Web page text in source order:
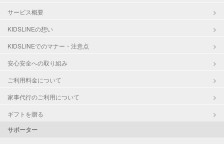
サービス概要
KIDSLINEの想い
KIDSLINEでのマナー・注意点
安心安全への取り組み
ご利用料金について
家事代行のご利用について
ギフトを贈る
サポーター